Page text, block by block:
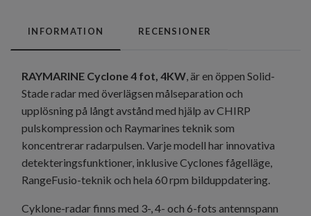
INFORMATION RECENSIONER
RAYMARINE Cyclone 4 fot, 4KW, är en öppen Solid-
Stade radar med överlägsen målseparation och
upplösning på långt avstånd med hjälp av CHIRP
pulskompression och Raymarines teknik som
koncentrerar radarpulsen. Varje modell har innovativa
detekteringsfunktioner, inklusive Cyclones fågelläge,
RangeFusio-teknik och hela 60 rpm bilduppdatering.
Cyklone-radar finns med 3-, 4- och 6-fots antennspann